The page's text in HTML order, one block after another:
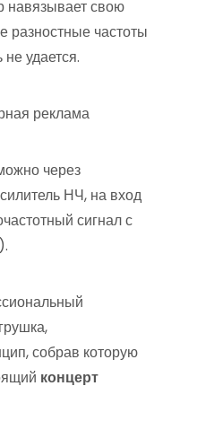
навязывает свою
разностные частоты
удается.
реклама
через
НЧ, на вход
сигнал с
собрав которую
концерт